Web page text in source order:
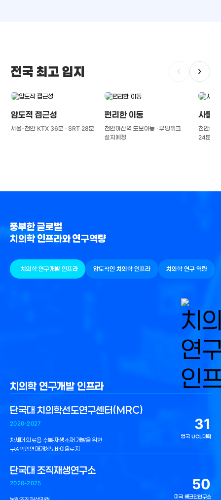
전국 최고 입지 ‹ ›
압도적 접근성
서울-천안 KTX 36분 · SRT 28분
편리한 이동
천안아산역 도보이동 · 무빙워크
설치예정
사통
천안IC(
24분
풍부한 글로벌
치의학 인프라와 연구역량
치의학 연구개발 인프라 압도적인 치의학 인프라 치의학 연구 역량
치의학 연구개발 인프라
단국대 치의학선도연구센터(MRC)
2020-2027
차세대 의료용 수복·재생소재 개발을 위한
구강악안면매개체노바이올로지
31
영국 UCL대학
단국대 조직재생연구소
2020-2025 50
미국 베크만연구소